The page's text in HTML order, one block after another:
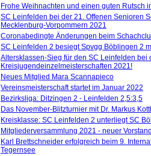
Frohe Weihnachten und einen guten Rutsch
SC Leinfelden bei der 21. Offenen Senioren
Mecklenburg-Vorpommern 2021
Coronabedingte Änderungen beim
SC Leinfelden 2 besiegt Spvgg Böblingen 2
Altersklassen-Sieg für den SC Leinfelden bei
Kreisjugendeinzelmeisterschaften 2021!
Neues Mitglied Mara Scannapieco
Vereinsmeisterschaft startet im Januar 2022
Bezirksliga: Ditzingen 2 - Leinfelden 2,5:3,5
Das November-Blitzturnier mit Dr. Markus
Kreisklasse: SC Leinfelden 2 unterliegt SC
Mitgliederversammlung 2021 - neuer
Karl Brettschneider erfolgreich beim 9.
Tegernsee